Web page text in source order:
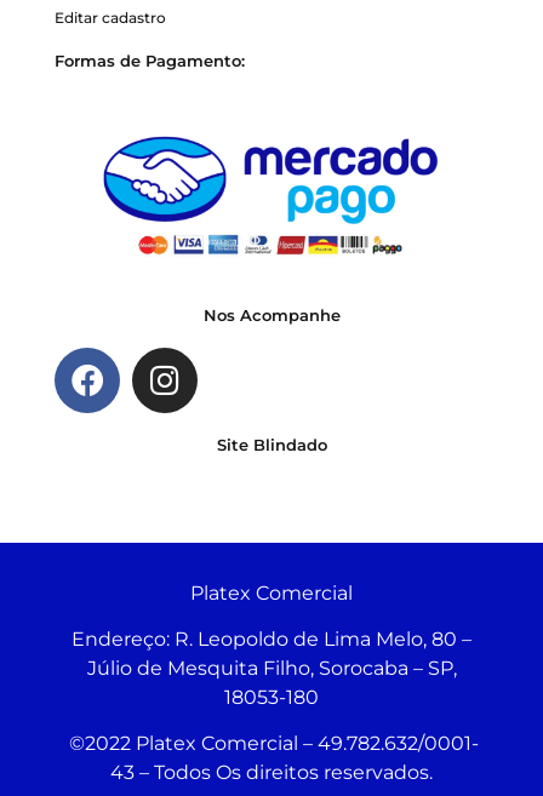
Editar cadastro
Formas de Pagamento:
Nos Acompanhe
Site Blindado
Platex Comercial
Endereço: R. Leopoldo de Lima Melo, 80 –
Júlio de Mesquita Filho, Sorocaba – SP,
18053-180
©2022 Platex Comercial – 49.782.632/0001-
43 – Todos Os direitos reservados.